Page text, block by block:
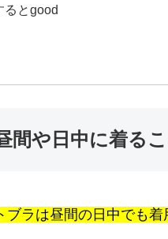
るとgood
や日中に着る
ブラは昼間の日中でも着